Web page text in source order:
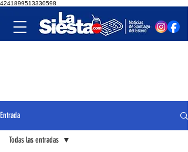
4241899513330598
Entrada
Todas las entradas